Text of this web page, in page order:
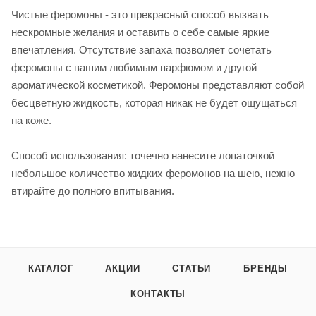
Чистые феромоны - это прекрасный способ вызвать
нескромные желания и оставить о себе самые яркие
впечатления. Отсутствие запаха позволяет сочетать
феромоны с вашим любимым парфюмом и другой
ароматической косметикой. Феромоны представляют собой
бесцветную жидкость, которая никак не будет ощущаться
на коже.
Способ использования: точечно нанесите лопаточкой
небольшое количество жидких феромонов на шею, нежно
втирайте до полного впитывания.
КАТАЛОГ АКЦИИ СТАТЬИ БРЕНДЫ
КОНТАКТЫ